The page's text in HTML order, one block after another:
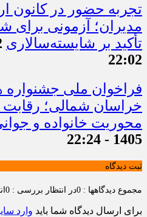
تجربه حضور در کانون
مدیران؛ آزمونی برای
تأکید بر شایسته‌سالاری
22:02
فراخوان ملی جشنواره
خراسان شمالی؛ رقابت
محوریت خانواده و
1405 - 22:24
ثبت دیدگاه
مجموع دیدگاهها : 0 در انتظار بررسی : 0
برای ارسال دیدگاه شما باید وارد